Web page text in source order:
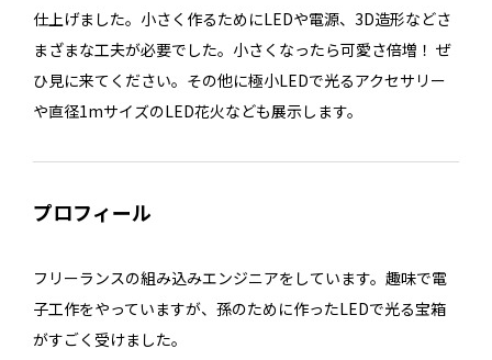
仕上げました。小さく作るためにLEDや電源、3D造形などさ
まざまな工夫が必要でした。小さくなったら可愛さ倍増！ ぜ
ひ見に来てください。その他に極小LEDで光るアクセサリー
や直径1mサイズのLED花火なども展示します。
プロフィール
フリーランスの組み込みエンジニアをしています。趣味で電
子工作をやっていますが、孫のために作ったLEDで光る宝箱
がすごく受けました。